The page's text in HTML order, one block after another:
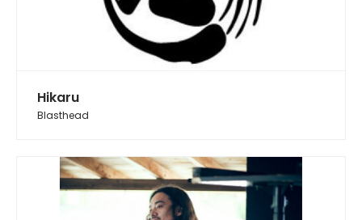
Hikaru
Blasthead